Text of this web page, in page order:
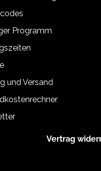
Programm
und Versand
Vertrag